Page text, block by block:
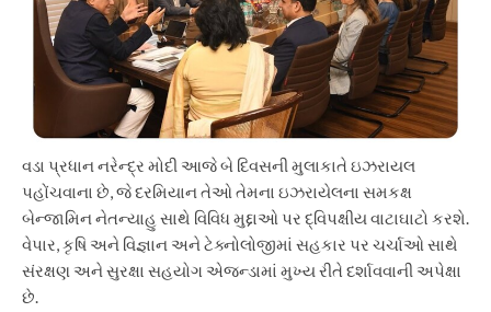
વડા પ્રધાન નરેન્દ્ર મોદી આજે બે દિવસની મુલાકાતે ઇઝરાયલ
પહોંચવાના છે, જે દરમિયાન તેઓ તેમના ઇઝરાયેલના સમકક્ષ
બેન્જામિન નેતન્યાહુ સાથે વિવિધ મુદ્દાઓ પર દ્વિપક્ષીય વાટાઘાટો કરશે.
વેપાર, કૃષિ અને વિજ્ઞાન અને ટેક્નોલોજીમાં સહકાર પર ચર્ચાઓ સાથે
સંરક્ષણ અને સુરક્ષા સહયોગ એજન્ડામાં મુખ્ય રીતે દર્શાવવાની અપેક્ષા
છે.